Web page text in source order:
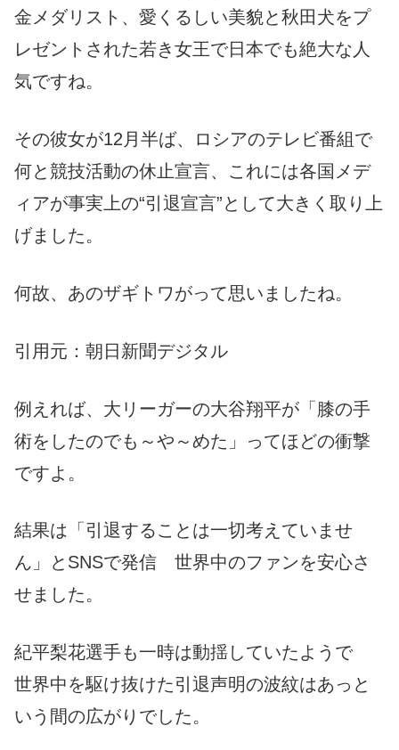
金メダリスト、愛くるしい美貌と秋田犬をプ
レゼントされた若き女王で日本でも絶大な人
気ですね。
その彼女が12月半ば、ロシアのテレビ番組で
何と競技活動の休止宣言、これには各国メデ
ィアが事実上の“引退宣言”として大きく取り上
げました。
何故、あのザギトワがって思いましたね。
引用元：朝日新聞デジタル
例えれば、大リーガーの大谷翔平が「膝の手
術をしたのでも～や～めた」ってほどの衝撃
ですよ。
結果は「引退することは一切考えていませ
ん」とSNSで発信 世界中のファンを安心さ
せました。
紀平梨花選手も一時は動揺していたようで
世界中を駆け抜けた引退声明の波紋はあっと
いう間の広がりでした。